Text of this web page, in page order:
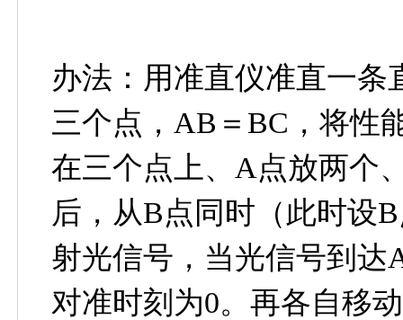
办法：用准直仪准直一
三个点，AB＝BC，将性
在三个点上、A点放两个
后，从B点同时（此时设
射光信号，当光信号到达
对准时刻为0。再各自移